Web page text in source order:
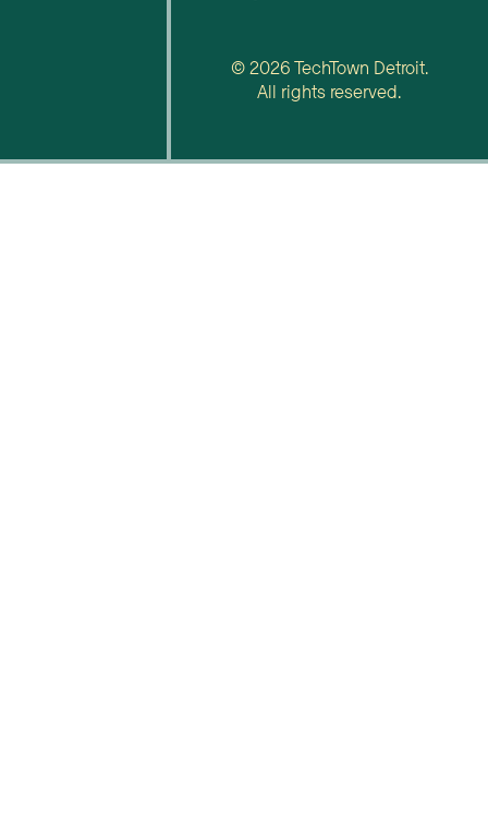
© 2026 TechTown Detroit.
All rights reserved.